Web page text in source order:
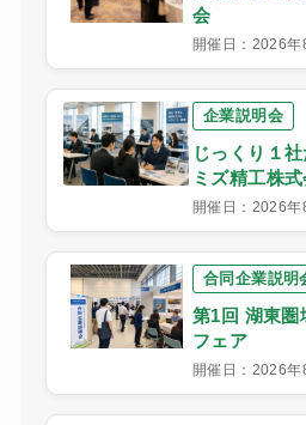
会
開催日：2026年
企業説明会
じっくり１
ミズ精工株式
開催日：2026年
合同企業説明
第1回 湖東圏
フェア
開催日：2026年